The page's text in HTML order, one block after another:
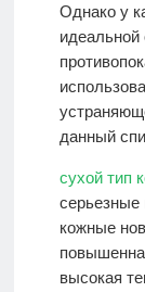
Однако у
идеальной
данный
сухой тип
серьезные
кожные
высокая